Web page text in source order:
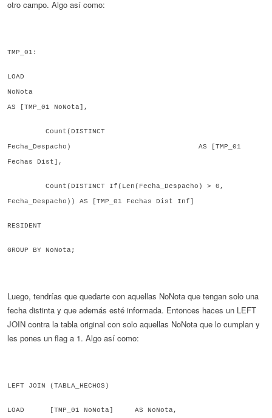
otro campo. Algo así como:
TMP_01:
LOAD
NoNota
AS [TMP_01 NoNota],
Count(DISTINCT
Fecha_Despacho) AS [TMP_01
Fechas Dist],
Count(DISTINCT If(Len( Fecha_Despacho ) > 0,
Fecha_Despacho)) AS [TMP_01 Fechas Dist Inf]
RESIDENT
GROUP BY NoNota;
Luego, tendrías que quedarte con aquellas NoNota que tengan solo una
fecha distinta y que además esté informada. Entonces haces un LEFT
JOIN contra la tabla original con solo aquellas NoNota que lo cumplan y
les pones un flag a 1. Algo así como:
LEFT JOIN (TABLA_HECHOS)
LOAD [TMP_01 NoNota] AS NoNota,